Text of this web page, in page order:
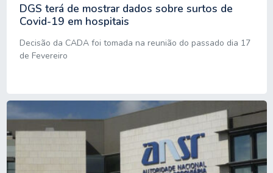
DGS terá de mostrar dados sobre surtos de
Covid-19 em hospitais
Decisão da CADA foi tomada na reunião do passado dia 17
de Fevereiro